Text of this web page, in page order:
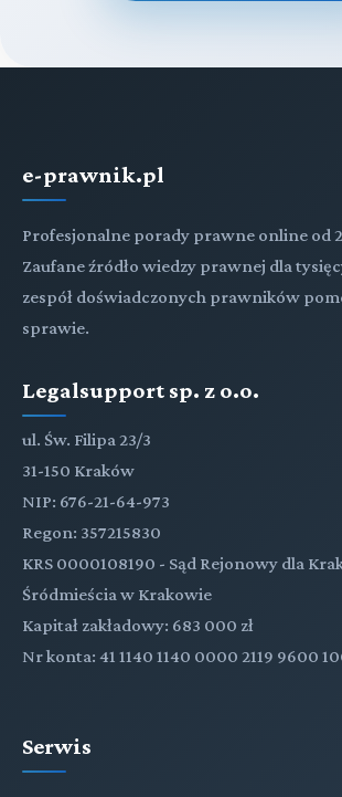
e-prawnik.pl
Profesjonalne porady prawne online od
Zaufane źródło wiedzy prawnej dla
zespół doświadczonych prawników
sprawie.
Legalsupport sp. z o.o.
ul. Św. Filipa 23/3
31-150 Kraków
NIP: 676-21-64-973
Regon: 357215830
KRS 0000108190 - Sąd Rejonowy dla
Śródmieścia w Krakowie
Kapitał zakładowy: 683 000 zł
Nr konta: 41 1140 1140 0000 2119 9600
Serwis